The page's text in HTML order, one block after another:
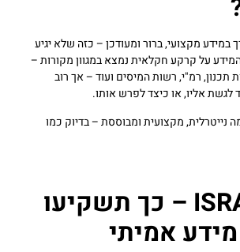
במידע מקצועי, ברור ומעודכן – כזה שלא יגיע
על קרקע חקלאית נמצא במגוון מקורות –
רמ"י, רשות המיסים ועוד – אך רוב
לגשת אליו, או כיצד לפרש אותו.
נייטרלית, מקצועית ומבוססת – בדיוק כמו
ISRAELAND – כך תשקיעו
אמיתי